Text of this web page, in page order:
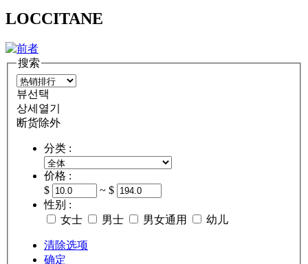
LOCCITANE
搜索
뷰선택
상세열기
断货除外
分类 :
价格 :
$
~ $
性别 :
女士
男士 男女通用 幼儿
清除选项
确定